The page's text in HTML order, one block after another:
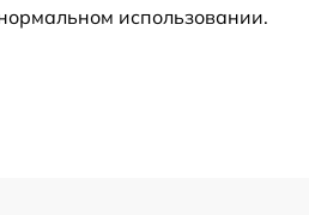
использовании.